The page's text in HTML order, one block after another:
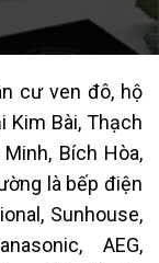
cư ven đô, hộ
Kim Bài, Thạch
Bích Hòa,
là bếp điện
Sunhouse,
AEG,